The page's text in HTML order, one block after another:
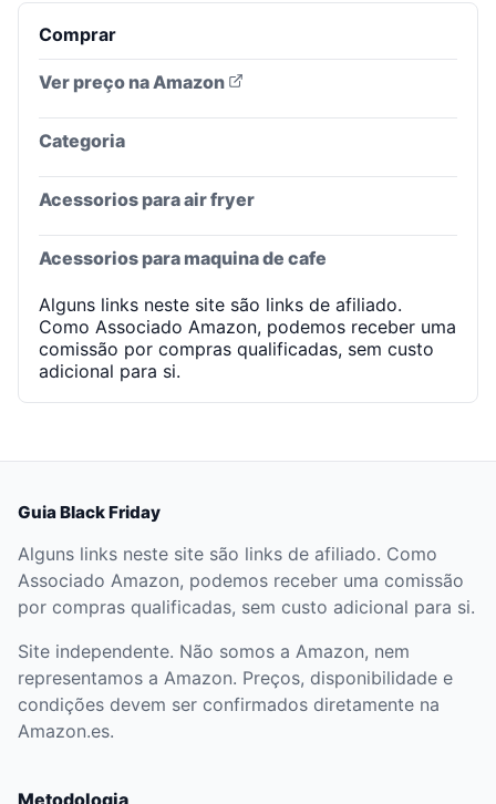
Comprar
Ver preço na Amazon
Categoria
Acessorios para air fryer
Acessorios para maquina de cafe
Alguns links neste site são links de afiliado.
Como Associado Amazon, podemos receber uma
comissão por compras qualificadas, sem custo
adicional para si.
Guia Black Friday
Alguns links neste site são links de afiliado. Como
Associado Amazon, podemos receber uma comissão
por compras qualificadas, sem custo adicional para si.
Site independente. Não somos a Amazon, nem
representamos a Amazon. Preços, disponibilidade e
condições devem ser confirmados diretamente na
Amazon.es.
Metodologia